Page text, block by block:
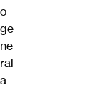
o
ge
ne
ral
a